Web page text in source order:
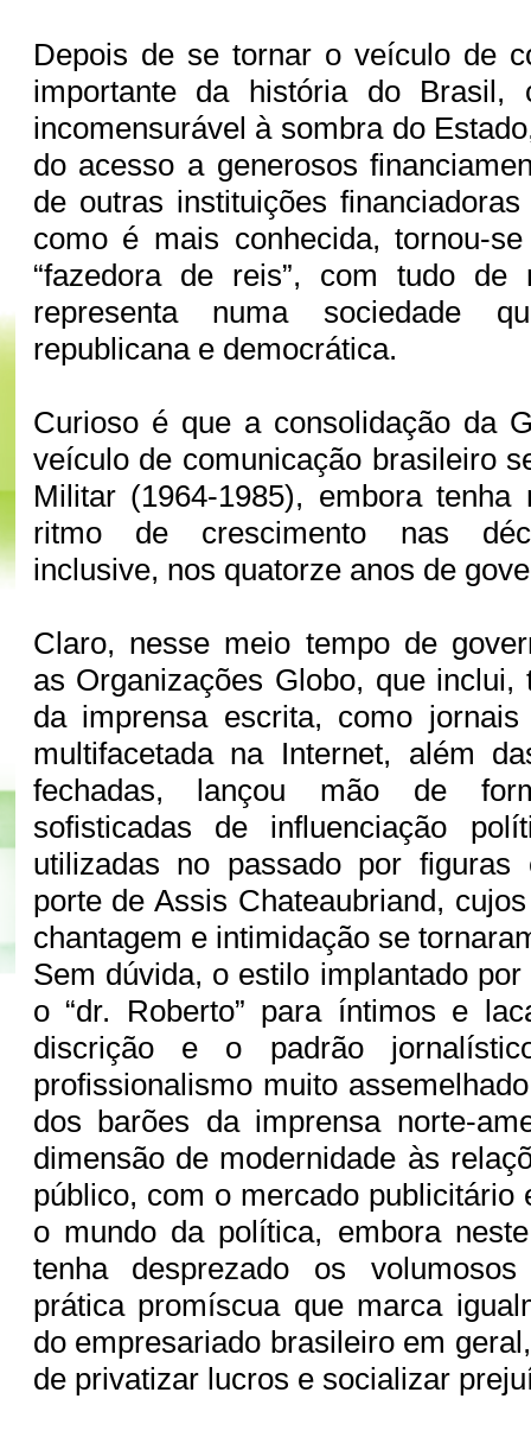
Depois de se tornar o veículo de
importante da história do Brasil,
incomensurável à sombra do
do acesso a generosos
de outras instituições
como é mais conhecida, tornou-
“fazedora de reis”, com tudo de
representa numa sociedade
republicana e democrática.
Curioso é que a consolidação da
veículo de comunicação brasileiro
Militar (1964-1985), embora tenha
ritmo de crescimento nas
inclusive, nos quatorze anos de
Claro, nesse meio tempo de
as Organizações Globo, que inclui,
da imprensa escrita, como
multifacetada na Internet, além
fechadas, lançou mão de
sofisticadas de influenciação
utilizadas no passado por figuras
porte de Assis Chateaubriand,
chantagem e intimidação se
Sem dúvida, o estilo implantado
o “dr. Roberto” para íntimos e
discrição e o padrão
profissionalismo muito
dos barões da imprensa norte-
dimensão de modernidade às
público, com o mercado publicitário
o mundo da política, embora
tenha desprezado os
prática promíscua que marca
do empresariado brasileiro em
de privatizar lucros e socializar